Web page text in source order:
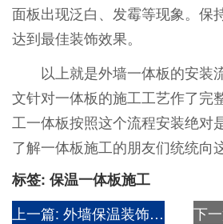
面板出现泛白、发霉等现象。保
达到最佳装饰效果。
以上就是外墙一体板的安装
文针对一体板的施工工艺作了完
工一体板按照这个流程安装绝对
了解一体板施工的朋友们统统向
标签: 保温一体板施工
上一篇: 外墙保温装饰一体板每平米需要多少钱? 下一